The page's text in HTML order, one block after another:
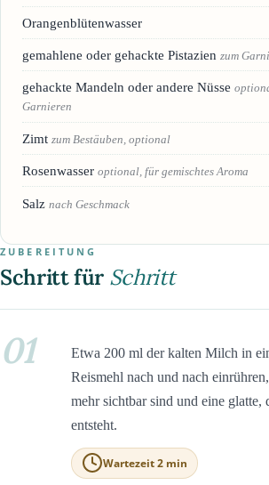
Orangenblütenwasser
gemahlene oder gehackte Pistazien zum
gehackte Mandeln oder andere Nüsse
Garnieren
Zimt zum Bestäuben, optional
Rosenwasser optional, für gemischtes Aroma
Salz nach Geschmack
ZUBEREITUNG
Schritt für Schritt
01
Etwa 200 ml der kalten Milch in
Reismehl nach und nach
mehr sichtbar sind und eine
entsteht.
Wartezeit 2 min